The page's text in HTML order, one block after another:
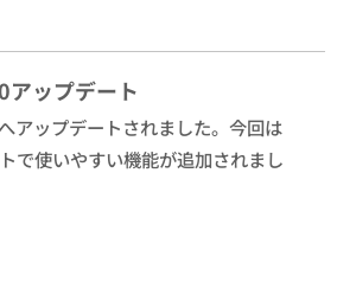
ップデート
ップデートされました。今回は
で使いやすい機能が追加されまし